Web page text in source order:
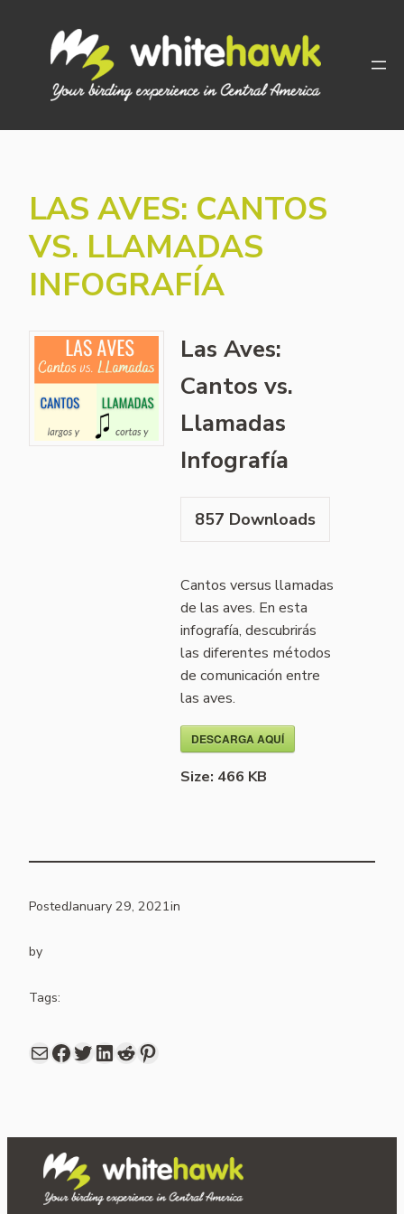
to
LAS AVES: CANTOS
VS. LLAMADAS
INFOGRAFÍA
Las Aves:
Cantos vs.
Llamadas
Infografía
857 Downloads
Cantos versus llamadas
de las aves. En esta
infografía, descubrirás
las diferentes métodos
de comunicación entre
las aves.
DESCARGA AQUÍ
Size: 466 KB
PostedJanuary 29, 2021in
by
Tags:
Mail Facebook share link in twitter LinkedIn Reddit Pinterest